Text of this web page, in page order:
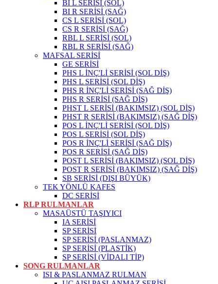
BI L SERİSİ (SOL)
BI R SERİSİ (SAĞ)
CS L SERİSİ (SOL)
CS R SERİSİ (SAĞ)
RBL L SERİSİ (SOL)
RBL R SERİSİ (SAĞ)
MAFSAL SERİSİ
GE SERİSİ
PHS L İNÇ'Lİ SERİSİ (SOL DİŞ)
PHS L SERİSİ (SOL DİŞ)
PHS R İNÇ'Lİ SERİSİ (SAĞ DİŞ)
PHS R SERİSİ (SAĞ DİŞ)
PHST L SERİSİ (BAKIMSIZ) (SOL DİŞ)
PHST R SERİSİ (BAKIMSIZ) (SAĞ DİŞ)
POS L İNÇ'Lİ SERİSİ (SOL DİŞ)
POS L SERİSİ (SOL DİŞ)
POS R İNÇ'Lİ SERİSİ (SAĞ DİŞ)
POS R SERİSİ (SAĞ DİŞ)
POST L SERİSİ (BAKIMSIZ) (SOL DİŞ)
POST R SERİSİ (BAKIMSIZ) (SAĞ DİŞ)
SB SERİSİ (DIŞI BÜYÜK)
TEK YÖNLÜ KAFES
DC SERİSİ
RLP RULMANLAR
MASAÜSTÜ TAŞIYICI
IA SERİSİ
SP SERİSİ
SP SERİSİ (PASLANMAZ)
SP SERİSİ (PLASTİK)
SP SERİSİ (VİDALI TİP)
SONG RULMANLAR
ISI & PASLANMAZ RULMAN